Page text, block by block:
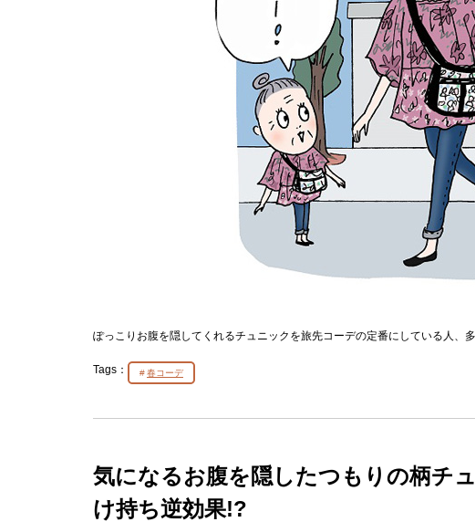
ぽっこりお腹を隠してくれるチュニックを旅先コーデの定番にしている人、
Tags： 春コーデ
気になるお腹を隠したつもりの柄チ
け持ち逆効果!?